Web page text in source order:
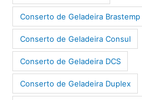
Conserto de Geladeira Brastemp
Conserto de Geladeira Consul
Conserto de Geladeira DCS
Conserto de Geladeira Duplex